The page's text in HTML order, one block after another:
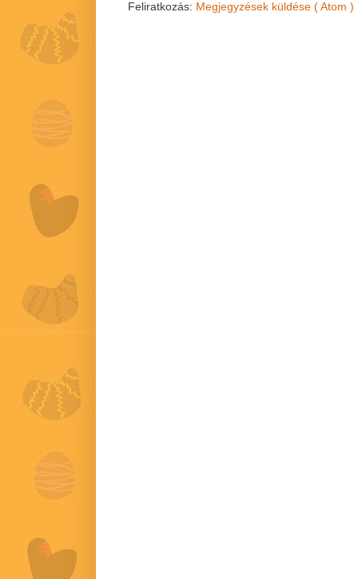
Feliratkozás: Megjegyzések küldése ( Atom )